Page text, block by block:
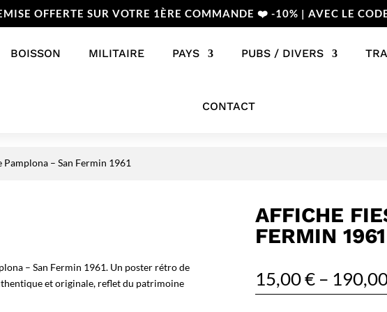
OFFERTE SUR VOTRE 1ÈRE COMMANDE ❤️ -10% | AVEC LE
BOISSON MILITAIRE PAYS PUBS / DIVERS
CONTACT
– San Fermin 1961
– San Fermin 1961. Un poster rétro de
et originale, reflet du patrimoine
AFFICHE
FERMIN 1961
15,00€ –